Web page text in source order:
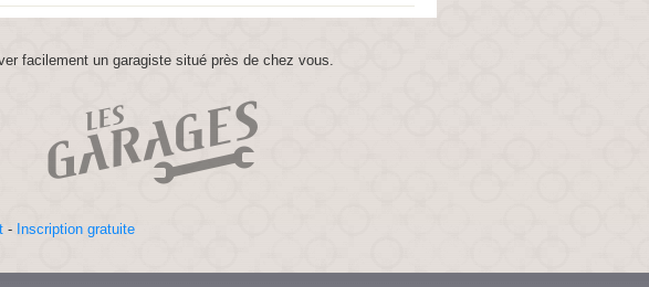
facilement un garagiste situé près de chez vous.
- Inscription gratuite